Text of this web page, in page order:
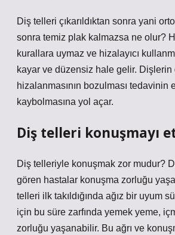
Diş telleri çıkarıldıktan sonra yani
sonra temiz plak kalmazsa ne olur?
kurallara uymaz ve hizalayıcı
kayar ve düzensiz hale gelir. Dişlerin
hizalanmasının bozulması tedavinin
kaybolmasına yol açar.
Diş telleri konuşmayı
Diş telleriyle konuşmak zor mudur?
gören hastalar konuşma zorluğu
telleri ilk takıldığında ağız bir uyum
için bu süre zarfında yemek yeme,
zorluğu yaşanabilir. Bu ağrı ve